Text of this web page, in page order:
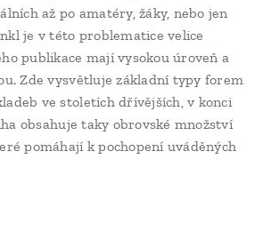
až po amatéry, žáky, nebo jen
je v této problematice velice
publikace mají vysokou úroveň a
Zde vysvětluje základní typy forem
ve stoletích dřívějších, v konci
obsahuje taky obrovské množství
pomáhají k pochopení uváděných